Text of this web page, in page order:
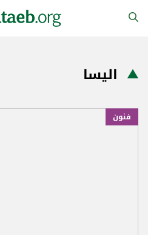
اليسا
فنون